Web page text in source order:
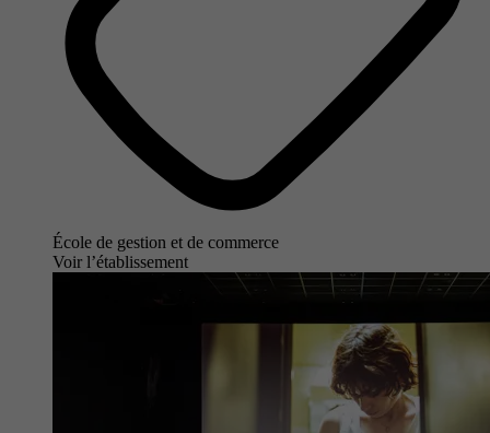
École de gestion et de commerce
Voir l’établissement